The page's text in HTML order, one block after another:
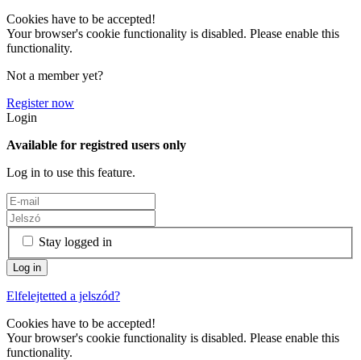
Cookies have to be accepted!
Your browser's cookie functionality is disabled. Please enable this
functionality.
Not a member yet?
Register now
Login
Available for registred users only
Log in to use this feature.
Stay logged in
Elfelejtetted a jelszód?
Cookies have to be accepted!
Your browser's cookie functionality is disabled. Please enable this
functionality.